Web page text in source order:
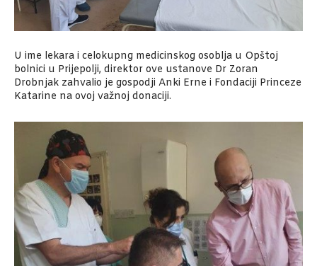
U ime lekara i celokupng medicinskog osoblja u Opštoj
bolnici u Prijepolji, direktor ove ustanove Dr Zoran
Drobnjak zahvalio je gospodji Anki Erne i Fondaciji Princeze
Katarine na ovoj važnoj donaciji.